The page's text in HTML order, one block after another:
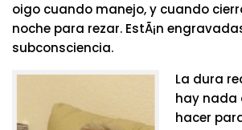
oigo cuando manejo, y cuando
noche para rezar. EstÃ¡n
subconsciencia.
La dura
hay nada
hacer